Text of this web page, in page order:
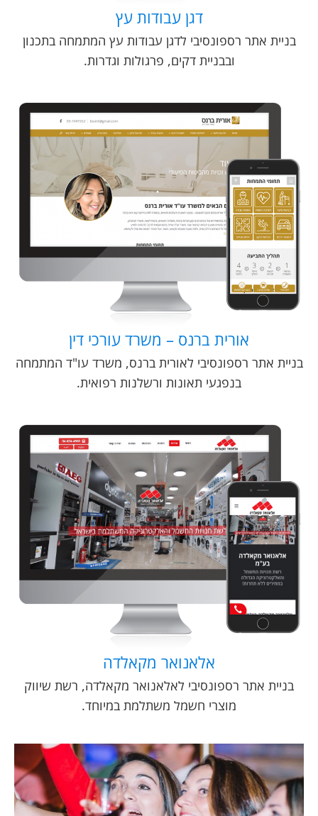
דגן עבודות עץ
בניית אתר רספונסיבי לדגן עבודות עץ המתמחה בתכנון
ובבניית דקים, פרגולות וגדרות.
אורית ברנס – משרד עורכי דין
בניית אתר רספונסיבי לאורית ברנס, משרד עו"ד המתמחה
בנפגעי תאונות ורשלנות רפואית.
אלאנואר מקאלדה
בניית אתר רספונסיבי לאלאנואר מקאלדה, רשת שיווק
מוצרי חשמל משתלמת במיוחד.